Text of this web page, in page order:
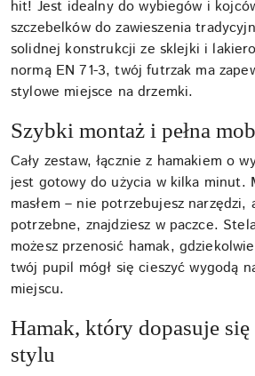
hit! Jest idealny do wybiegów i
szczebelków do zawieszenia
solidnej konstrukcji ze sklejki i
normą EN 71-3, twój futrzak ma
stylowe miejsce na drzemki.
Szybki montaż i pełna
Cały zestaw, łącznie z hamakiem o
jest gotowy do użycia w kilka minut.
masłem – nie potrzebujesz narzędzi,
potrzebne, znajdziesz w paczce.
możesz przenosić hamak,
twój pupil mógł się cieszyć wygodą
miejscu.
Hamak, który dopasuje się
stylu